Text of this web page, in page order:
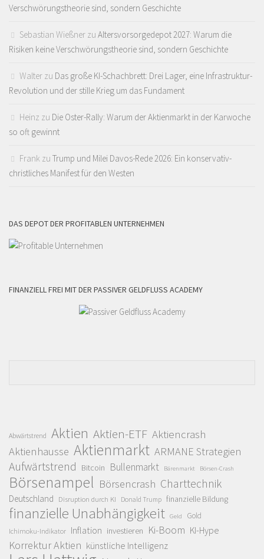
Verschwörungstheorie sind, sondern Geschichte
Sebastian Wießner zu Altersvorsorgedepot 2027: Warum die
Risiken keine Verschwörungstheorie sind, sondern Geschichte
Walter zu Das große KI-Schachbrett: Drei Lager, eine Infrastruktur-
Revolution und der stille Krieg um das Fundament
Heinz zu Die Oster-Rally: Warum der Aktienmarkt in der Karwoche
so oft gewinnt
Frank zu Trump und Milei Davos-Rede 2026: Ein konservativ-
christliches Manifest für den Westen
DAS DEPOT DER PROFITABLEN UNTERNEHMEN
FINANZIELL FREI MIT DER PASSIVER GELDFLUSS ACADEMY
Abwärtstrend Aktien Aktien-ETF Aktiencrash
Aktienhausse Aktienmarkt ARMANE Strategien
Aufwärtstrend Bitcoin Bullenmarkt Bärenmarkt Börsen-Crash
Börsenampel Börsencrash Charttechnik
Deutschland Disruption durch KI Donald Trump finanzielle Bildung
finanzielle Unabhängigkeit Geld Gold
Ichimoku-Indikator Inflation investieren Ki-Boom KI-Hype
Korrektur Aktien künstliche Intelligenz